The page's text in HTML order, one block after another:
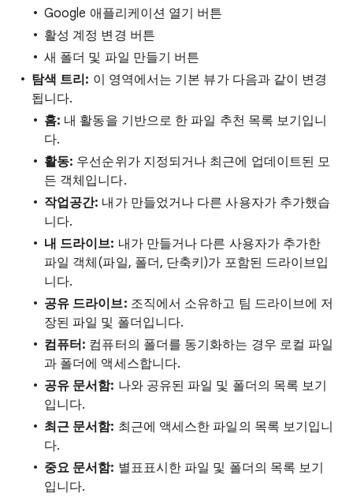
Google 애플리케이션 열기 버튼
활성 계정 변경 버튼
새 폴더 및 파일 만들기 버튼
탐색 트리: 이 영역에서는 기본 뷰가 다음과 같이 변경
됩니다.
홈: 내 활동을 기반으로 한 파일 추천 목록 보기입니
다.
활동: 우선순위가 지정되거나 최근에 업데이트된 모
든 객체입니다.
작업공간: 내가 만들었거나 다른 사용자가 추가했습
니다.
내 드라이브: 내가 만들거나 다른 사용자가 추가한
파일 객체(파일, 폴더, 단축키)가 포함된 드라이브입
니다.
공유 드라이브: 조직에서 소유하고 팀 드라이브에 저
장된 파일 및 폴더입니다.
컴퓨터: 컴퓨터의 폴더를 동기화하는 경우 로컬 파일
과 폴더에 액세스합니다.
공유 문서함: 나와 공유된 파일 및 폴더의 목록 보기
입니다.
최근 문서함: 최근에 액세스한 파일의 목록 보기입니
다.
중요 문서함: 별표표시한 파일 및 폴더의 목록 보기
입니다.